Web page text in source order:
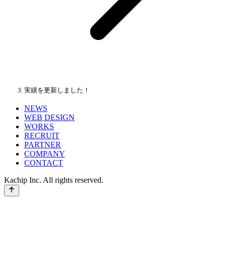
実績を更新しました！
NEWS
WEB DESIGN
WORKS
RECRUIT
PARTNER
COMPANY
CONTACT
Kachip Inc. All rights reserved.